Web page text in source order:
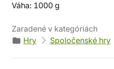
Váha: 1000 g
Zaradené v kategóriách
Hry
Spoločenské hry